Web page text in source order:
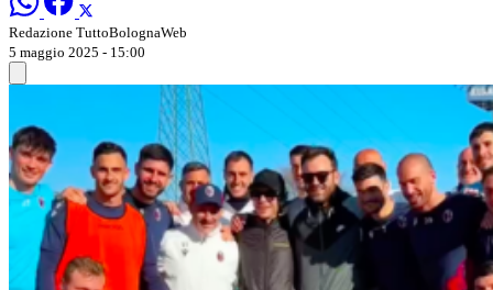
Redazione TuttoBolognaWeb
5 maggio 2025 - 15:00